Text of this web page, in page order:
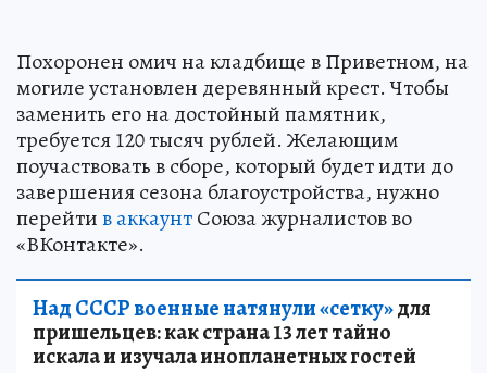
Похоронен омич на кладбище в Приветном, на
могиле установлен деревянный крест. Чтобы
заменить его на достойный памятник,
требуется 120 тысяч рублей. Желающим
поучаствовать в сборе, который будет идти до
завершения сезона благоустройства, нужно
перейтив аккаунтСоюза журналистов во
«ВКонтакте».
Над СССР военные натянули «сетку»для
пришельцев: как страна 13 лет тайно
искала и изучала инопланетных гостей